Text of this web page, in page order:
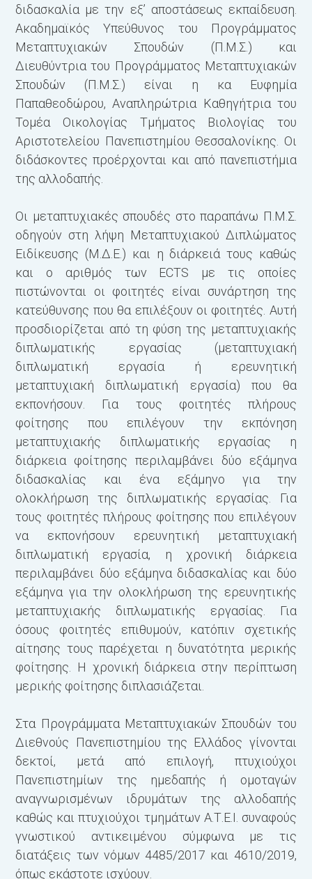
διδασκαλία με την εξ’ αποστάσεως εκπαίδευση.
Ακαδημαϊκός Υπεύθυνος του Προγράμματος
Μεταπτυχιακών Σπουδών (Π.Μ.Σ.) και
Διευθύντρια του Προγράμματος Μεταπτυχιακών
Σπουδών (Π.Μ.Σ.) είναι η κα Ευφημία
Παπαθεοδώρου, Αναπληρώτρια Καθηγήτρια του
Τομέα Οικολογίας Τμήματος Βιολογίας του
Αριστοτελείου Πανεπιστημίου Θεσσαλονίκης. Οι
διδάσκοντες προέρχονται και από πανεπιστήμια
της αλλοδαπής.
Οι μεταπτυχιακές σπουδές στο παραπάνω Π.Μ.Σ.
οδηγούν στη λήψη Μεταπτυχιακού Διπλώματος
Ειδίκευσης (Μ.Δ.Ε.) και η διάρκειά τους καθώς
και ο αριθμός των ECTS με τις οποίες
πιστώνονται οι φοιτητές είναι συνάρτηση της
κατεύθυνσης που θα επιλέξουν οι φοιτητές. Αυτή
προσδιορίζεται από τη φύση της μεταπτυχιακής
διπλωματικής εργασίας (μεταπτυχιακή
διπλωματική εργασία ή ερευνητική
μεταπτυχιακή διπλωματική εργασία) που θα
εκπονήσουν. Για τους φοιτητές πλήρους
φοίτησης που επιλέγουν την εκπόνηση
μεταπτυχιακής διπλωματικής εργασίας η
διάρκεια φοίτησης περιλαμβάνει δύο εξάμηνα
διδασκαλίας και ένα εξάμηνο για την
ολοκλήρωση της διπλωματικής εργασίας. Για
τους φοιτητές πλήρους φοίτησης που επιλέγουν
να εκπονήσουν ερευνητική μεταπτυχιακή
διπλωματική εργασία, η χρονική διάρκεια
περιλαμβάνει δύο εξάμηνα διδασκαλίας και δύο
εξάμηνα για την ολοκλήρωση της ερευνητικής
μεταπτυχιακής διπλωματικής εργασίας. Για
όσους φοιτητές επιθυμούν, κατόπιν σχετικής
αίτησης τους παρέχεται η δυνατότητα μερικής
φοίτησης. Η χρονική διάρκεια στην περίπτωση
μερικής φοίτησης διπλασιάζεται.
Στα Προγράμματα Μεταπτυχιακών Σπουδών του
Διεθνούς Πανεπιστημίου της Ελλάδος γίνονται
δεκτοί, μετά από επιλογή, πτυχιούχοι
Πανεπιστημίων της ημεδαπής ή ομοταγών
αναγνωρισμένων ιδρυμάτων της αλλοδαπής
καθώς και πτυχιούχοι τμημάτων Α.Τ.Ε.Ι. συναφούς
γνωστικού αντικειμένου σύμφωνα με τις
διατάξεις των νόμων 4485/2017 και 4610/2019,
όπως εκάστοτε ισχύουν.